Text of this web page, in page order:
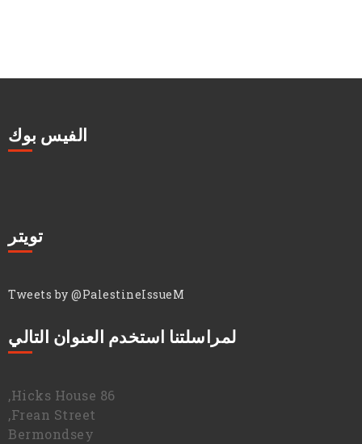
الفيس بوك
تويتر
Tweets by @PalestineIssueM
لمراسلتنا استخدم العنوان التالي
86 Hicks House,
Frean Street,
Bermondsey